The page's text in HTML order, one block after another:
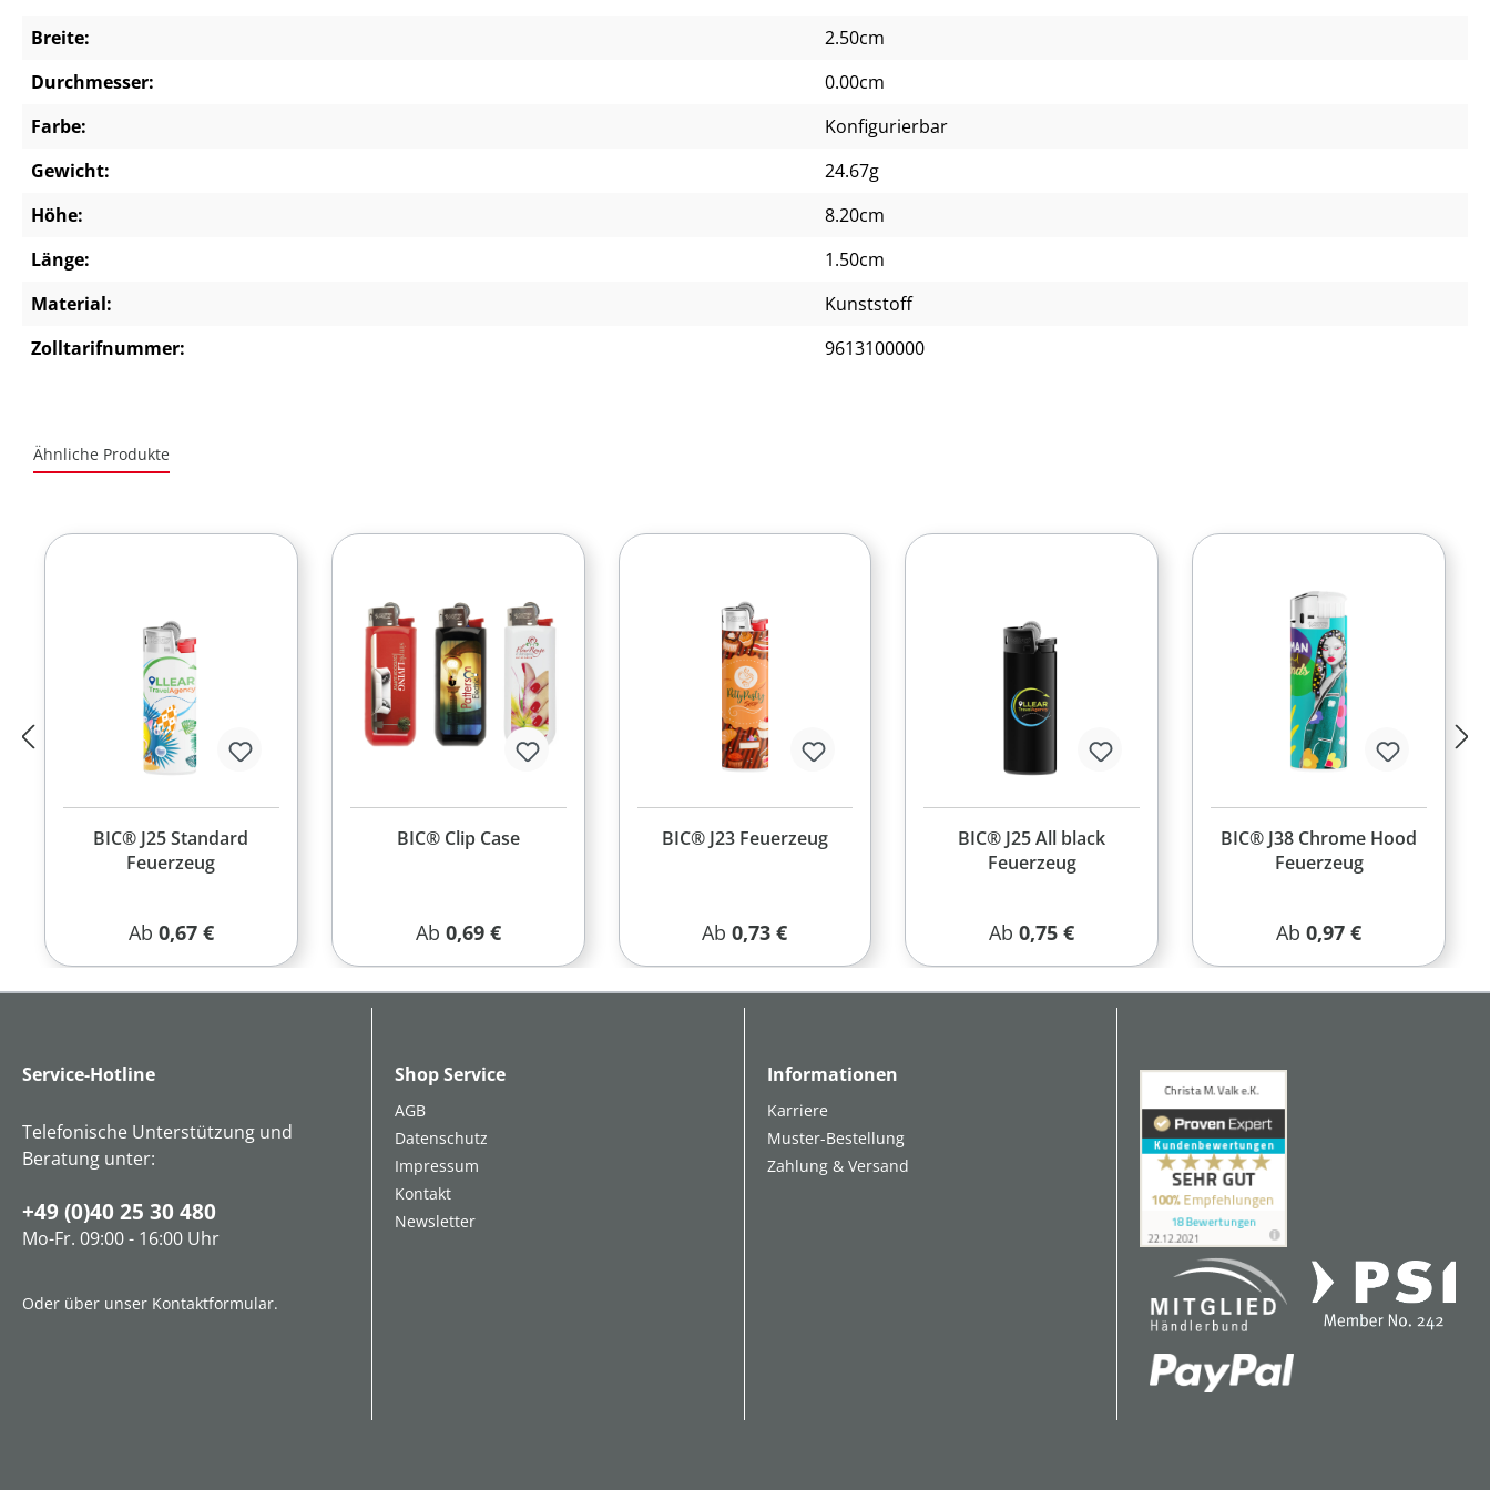
Breite:
2.50cm
Durchmesser:
0.00cm
Farbe:
Konfigurierbar
Gewicht:
24.67g
Höhe:
8.20cm
Länge:
1.50cm
Material:
Kunststoff
Zolltarifnummer:
9613100000
Ähnliche Produkte
BIC® J25 Standard
Feuerzeug
Regulärer Preis:
Ab 0,67 €
BIC® Clip Case
Regulärer Preis:
Ab 0,69 €
BIC® J23 Feuerzeug
Regulärer Preis:
Ab0,73 €
BIC® J25 All black
Feuerzeug
Regulärer Preis:
Ab0,75 €
BIC® J38 Chrome Hood
Feuerzeug
Regulärer Preis:
Ab0,97 €
Service-Hotline
Telefonische Unterstützung und
Beratung unter:
+49 (0)40 25 30 480
Mo-Fr. 09:00 - 16:00 Uhr
Oder über unser Kontaktformular.
Shop Service
AGB
Datenschutz
Impressum
Kontakt
Newsletter
Informationen
Karriere
Muster-Bestellung
Zahlung & Versand